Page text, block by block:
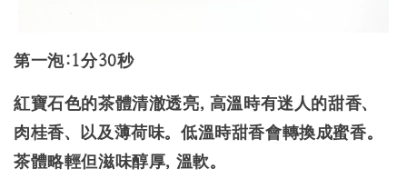
第一泡:1分30秒
紅寶石色的茶體清澈透亮, 高溫時有迷人的甜香、
肉桂香、以及薄荷味。低溫時甜香會轉換成蜜香。
茶體略輕但滋味醇厚, 溫軟。